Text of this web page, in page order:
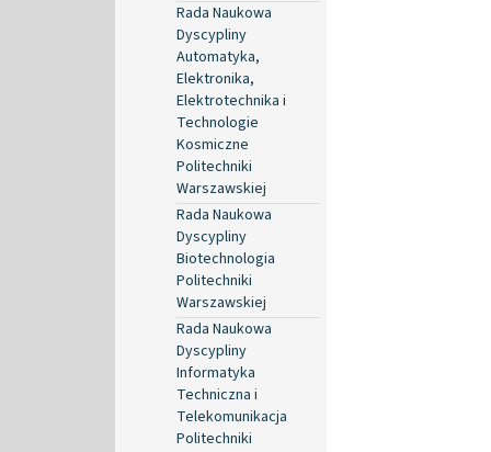
Rada Naukowa
Dyscypliny
Automatyka,
Elektronika,
Elektrotechnika i
Technologie
Kosmiczne
Politechniki
Warszawskiej
Rada Naukowa
Dyscypliny
Biotechnologia
Politechniki
Warszawskiej
Rada Naukowa
Dyscypliny
Informatyka
Techniczna i
Telekomunikacja
Politechniki